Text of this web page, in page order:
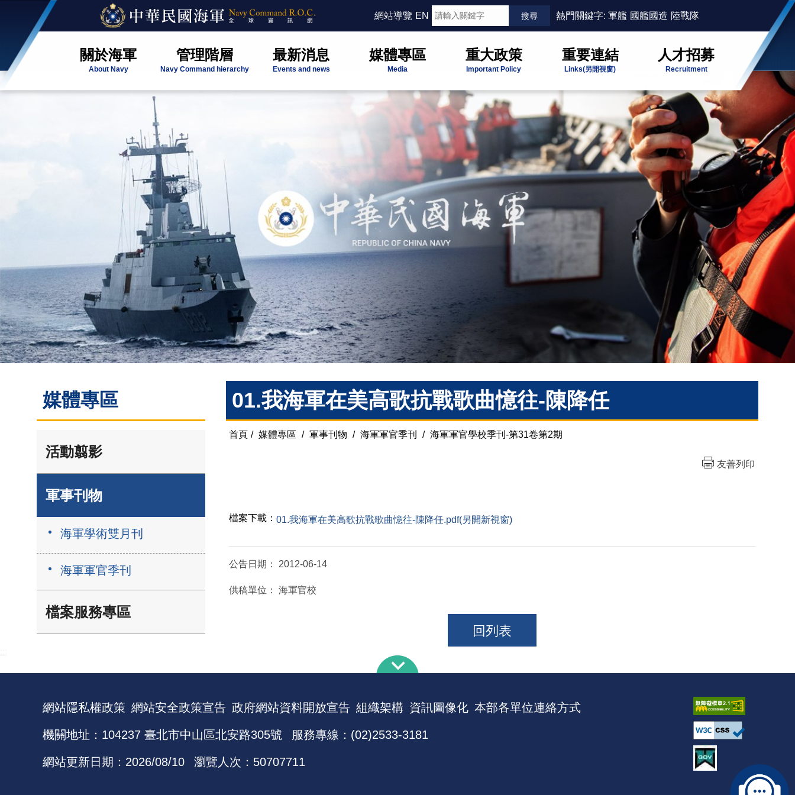
網站導覽 EN 熱門關鍵字: 軍艦 國艦國造 陸戰隊
關於海軍
About Navy
管理階層
Navy Command hierarchy
最新消息
Events and news
媒體專區
Media
重大政策
Important Policy
重要連結
Links(另開視窗)
人才招募
Recruitment
媒體專區
活動翦影
軍事刊物
海軍學術雙月刊
海軍軍官季刊
檔案服務專區
01.我海軍在美高歌抗戰歌曲憶往-陳降任
首頁 / 媒體專區 / 軍事刊物 / 海軍軍官季刊 / 海軍軍官學校季刊-第31卷第2期
友善列印
檔案下載： 01.我海軍在美高歌抗戰歌曲憶往-陳降任.pdf(另開新視窗)
公告日期： 2012-06-14
供稿單位： 海軍官校
回列表
網站隱私權政策 網站安全政策宣告 政府網站資料開放宣告 組織架構 資訊圖像化 本部各單位連絡方式
機關地址：104237 臺北市中山區北安路305號 服務專線：(02)2533-3181
網站更新日期： 2026/08/10 瀏覽人次： 50707711